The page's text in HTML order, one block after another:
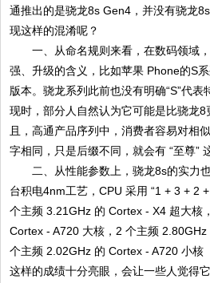
通推出的是骁龙8s Gen4，并没有骁龙
现这样的混淆呢？
一、从命名规则来看，在数码领域
强、升级的含义，比如苹果 Phone的S
版本。骁龙系列此前也没有明确“S”代
现时，部分人自然认为它可能是比骁龙8
且，高通产品序列中，消费者容易对相
字相同，只是后缀不同，就会有 “至尊”
二、从性能参数上，骁龙8s的实力
台积电4nm工艺，CPU 采用 “1 + 3 + 2
个主频 3.21GHz 的 Cortex - X4 超大核
Cortex - A720 大核，2 个主频
个主频 2.02GHz 的 Cortex - A720 小核
这样的成绩十分亮眼，会让一些人觉得